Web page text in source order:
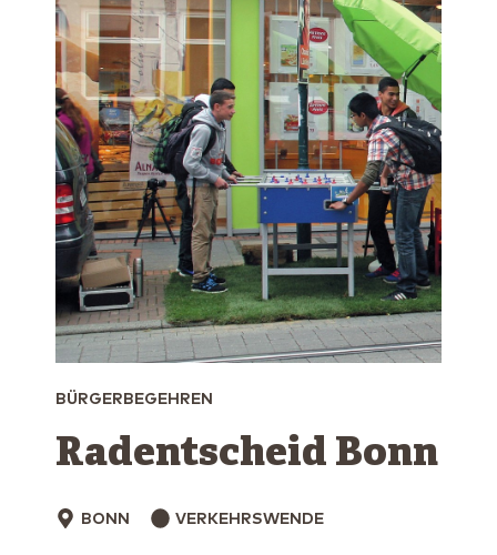
BÜRGERBEGEHREN
Radentscheid Bonn
BONN VERKEHRSWENDE